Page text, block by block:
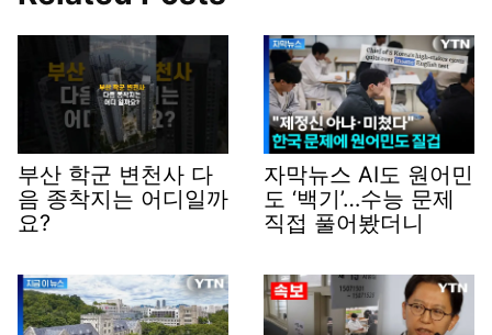
부산 학군 변천사 다
음 종착지는 어디일까
요?
자막뉴스 AI도 원어민
도 ‘백기’…수능 문제
직접 풀어봤더니